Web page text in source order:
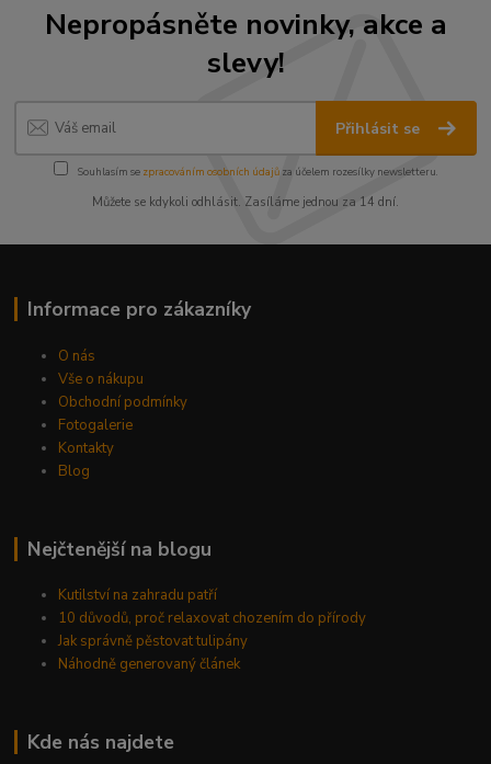
Nepropásněte novinky, akce a
slevy!
Přihlásit se
Souhlasím se zpracováním osobních údajůza účelem rozesílky newsletteru.
Můžete se kdykoli odhlásit. Zasíláme jednou za 14 dní.
Informace pro zákazníky
O nás
Vše o nákupu
Obchodní podmínky
Fotogalerie
Kontakty
Blog
Nejčtenější na blogu
Kutilství na zahradu patří
10 důvodů, proč relaxovat chozením do přírody
Jak správně pěstovat tulipány
Náhodně generovaný článek
Kde nás najdete